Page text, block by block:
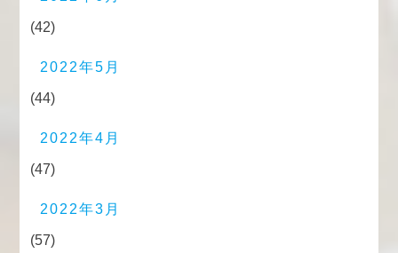
(42)
2022年5月
(44)
2022年4月
(47)
2022年3月
(57)